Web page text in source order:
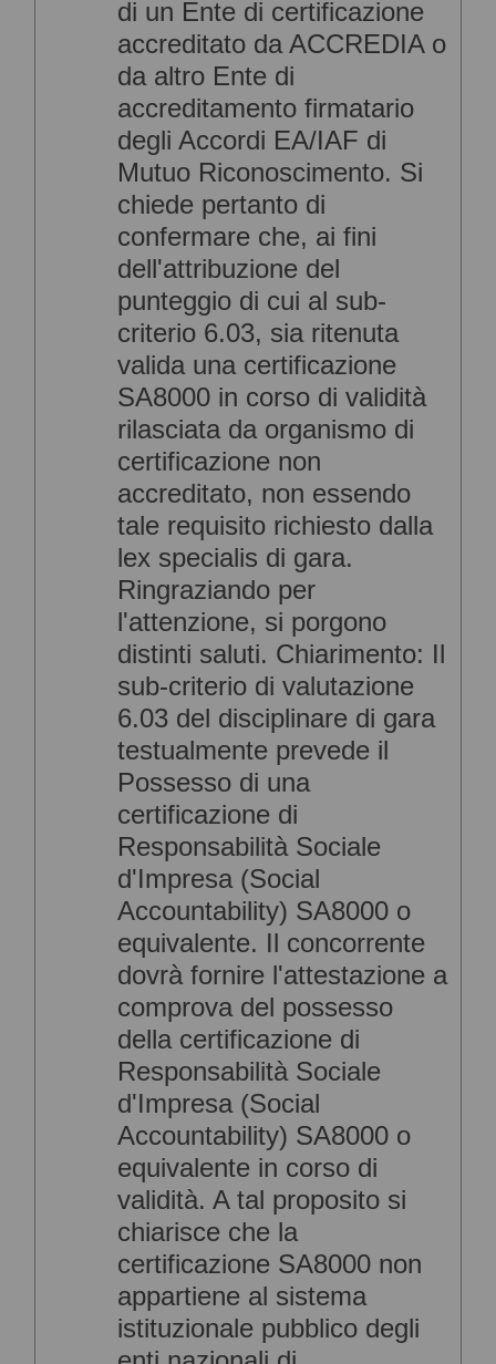
di un Ente di certificazione
accreditato da ACCREDIA o
da altro Ente di
accreditamento firmatario
degli Accordi EA/IAF di
Mutuo Riconoscimento. Si
chiede pertanto di
confermare che, ai fini
dell'attribuzione del
punteggio di cui al sub-
criterio 6.03, sia ritenuta
valida una certificazione
SA8000 in corso di validità
rilasciata da organismo di
certificazione non
accreditato, non essendo
tale requisito richiesto dalla
lex specialis di gara.
Ringraziando per
l'attenzione, si porgono
distinti saluti. Chiarimento: Il
sub-criterio di valutazione
6.03 del disciplinare di gara
testualmente prevede il
Possesso di una
certificazione di
Responsabilità Sociale
d'Impresa (Social
Accountability) SA8000 o
equivalente. Il concorrente
dovrà fornire l'attestazione a
comprova del possesso
della certificazione di
Responsabilità Sociale
d'Impresa (Social
Accountability) SA8000 o
equivalente in corso di
validità. A tal proposito si
chiarisce che la
certificazione SA8000 non
appartiene al sistema
istituzionale pubblico degli